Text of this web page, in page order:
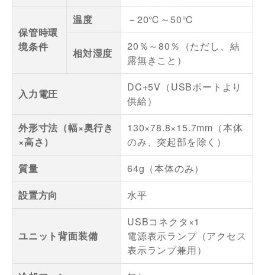
保管時環
境条件
温度 －20℃～50℃
相対湿度
20％～80％（ただし、結
露無きこと）
入力電圧
DC+5V（USBポートより
供給）
外形寸法（幅×奥行き
×高さ）
130×78.8×15.7mm（本体
のみ、突起部を除く）
質量
64g（本体のみ）
設置方向
水平
ユニット背面装備
USBコネクタ×1
電源表示ランプ（アクセス
表示ランプ兼用）